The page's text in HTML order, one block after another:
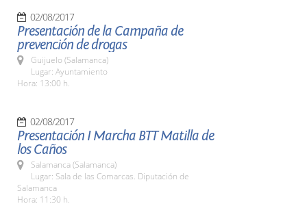
02/08/2017
Presentación de la Campaña de
prevención de drogas
Guijuelo (Salamanca)
Lugar: Ayuntamiento
Hora: 13:00 h.
02/08/2017
Presentación I Marcha BTT Matilla de
los Caños
Salamanca (Salamanca)
Lugar: Sala de las Comarcas. Diputación de
Salamanca
Hora: 11:30 h.